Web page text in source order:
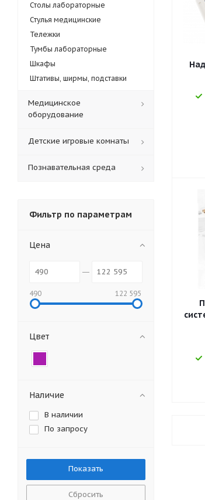
Столы лабораторные
Стулья медицинские
Тележки
Тумбы лабораторные
Шкафы
Штативы, ширмы, подставки
Медицинское
оборудование
Детские игровые комнаты
Познавательная среда
Фильтр по параметрам
Цена
490 122 595
Цвет
Наличие
В наличии
По запросу
Сбросить